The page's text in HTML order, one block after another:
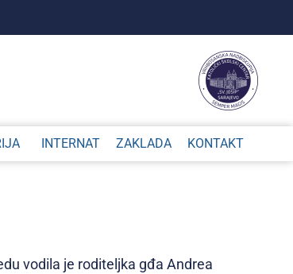
INTERNAT ZAKLADA KONTAKT
vodila je roditeljka gđa Andrea